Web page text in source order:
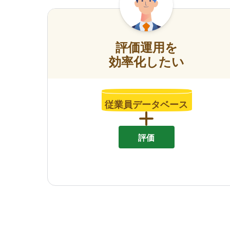
評価運用を
効率化したい
従業員データベース
評価